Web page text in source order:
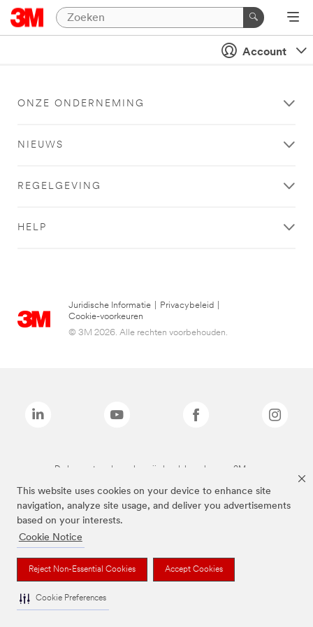
This website uses cookies on your device to enhance site
navigation, analyze site usage, and deliver you advertisements
based on your interests.
Cookie Notice
Reject Non-Essential Cookies Accept Cookies
Cookie Preferences
Account
ONZE ONDERNEMING
NIEUWS
REGELGEVING
HELP
Juridische Informatie Privacybeleid
Cookie-voorkeuren
© 3M 2026. Alle rechten voorbehouden.
De bovenstaande merken zijn handelsmerken van 3M.we